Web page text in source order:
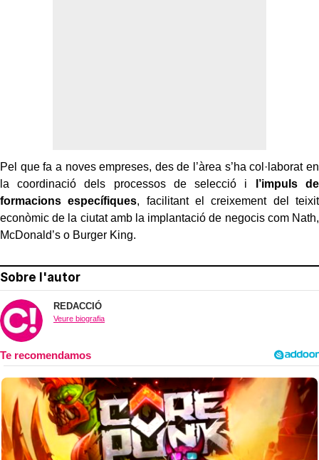
Pel que fa a noves empreses, des de l’àrea s’ha col·laborat en
la coordinació dels processos de selecció i
l’impuls de
formacions específiques, facilitant el creixement del teixit
econòmic de la ciutat amb la implantació de negocis com Nath,
McDonald’s o Burger King.
Sobre l'autor
REDACCIÓ
Veure biografia